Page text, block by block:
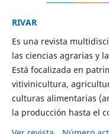
RIVAR
Es una revista
las ciencias agrarias y
Está focalizada en
vitivinicultura,
culturas alimentarias
la producción hasta el